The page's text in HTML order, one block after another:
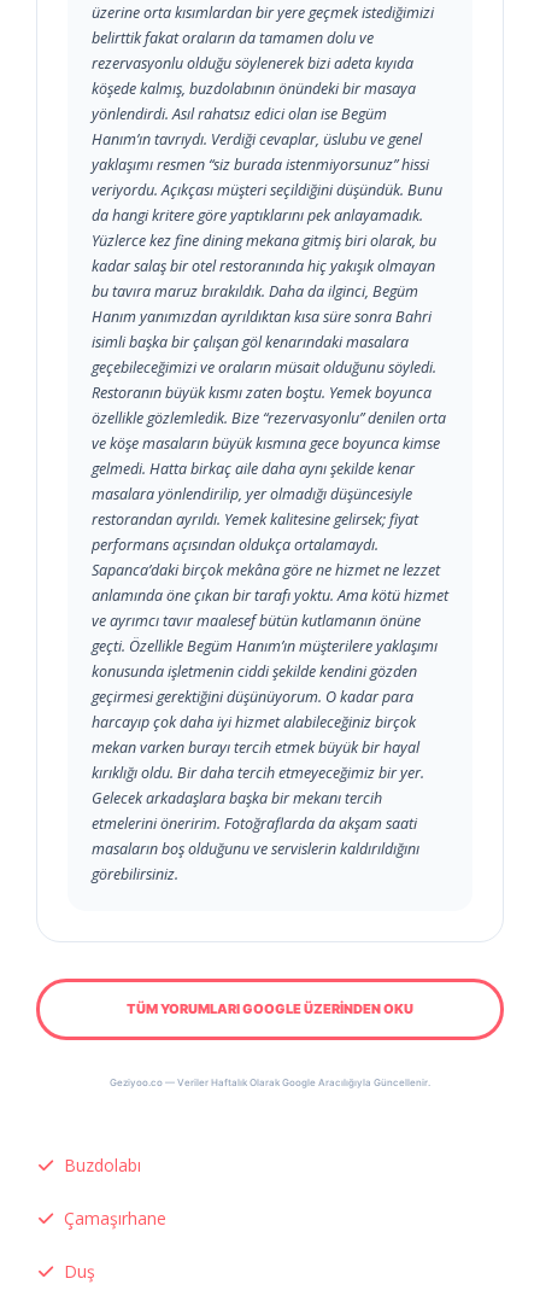
üzerine orta kısımlardan bir yere geçmek istediğimizi
belirttik fakat oraların da tamamen dolu ve
rezervasyonlu olduğu söylenerek bizi adeta kıyıda
köşede kalmış, buzdolabının önündeki bir masaya
yönlendirdi. Asıl rahatsız edici olan ise Begüm
Hanım’ın tavrıydı. Verdiği cevaplar, üslubu ve genel
yaklaşımı resmen “siz burada istenmiyorsunuz” hissi
veriyordu. Açıkçası müşteri seçildiğini düşündük. Bunu
da hangi kritere göre yaptıklarını pek anlayamadık.
Yüzlerce kez fine dining mekana gitmiş biri olarak, bu
kadar salaş bir otel restoranında hiç yakışık olmayan
bu tavıra maruz bırakıldık. Daha da ilginci, Begüm
Hanım yanımızdan ayrıldıktan kısa süre sonra Bahri
isimli başka bir çalışan göl kenarındaki masalara
geçebileceğimizi ve oraların müsait olduğunu söyledi.
Restoranın büyük kısmı zaten boştu. Yemek boyunca
özellikle gözlemledik. Bize “rezervasyonlu” denilen orta
ve köşe masaların büyük kısmına gece boyunca kimse
gelmedi. Hatta birkaç aile daha aynı şekilde kenar
masalara yönlendirilip, yer olmadığı düşüncesiyle
restorandan ayrıldı. Yemek kalitesine gelirsek; fiyat
performans açısından oldukça ortalamaydı.
Sapanca’daki birçok mekâna göre ne hizmet ne lezzet
anlamında öne çıkan bir tarafı yoktu. Ama kötü hizmet
ve ayrımcı tavır maalesef bütün kutlamanın önüne
geçti. Özellikle Begüm Hanım’ın müşterilere yaklaşımı
konusunda işletmenin ciddi şekilde kendini gözden
geçirmesi gerektiğini düşünüyorum. O kadar para
harcayıp çok daha iyi hizmet alabileceğiniz birçok
mekan varken burayı tercih etmek büyük bir hayal
kırıklığı oldu. Bir daha tercih etmeyeceğimiz bir yer.
Gelecek arkadaşlara başka bir mekanı tercih
etmelerini öneririm. Fotoğraflarda da akşam saati
masaların boş olduğunu ve servislerin kaldırıldığını
görebilirsiniz.
TÜM YORUMLARI GOOGLE ÜZERİNDEN OKU
Geziyoo.co — Veriler Haftalık Olarak Google Aracılığıyla Güncellenir.
Buzdolabı
Çamaşırhane
Duş